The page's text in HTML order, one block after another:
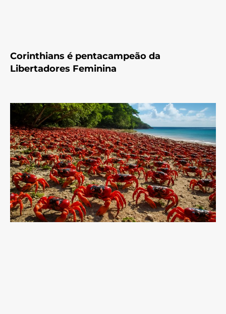
Corinthians é pentacampeão da
Libertadores Feminina